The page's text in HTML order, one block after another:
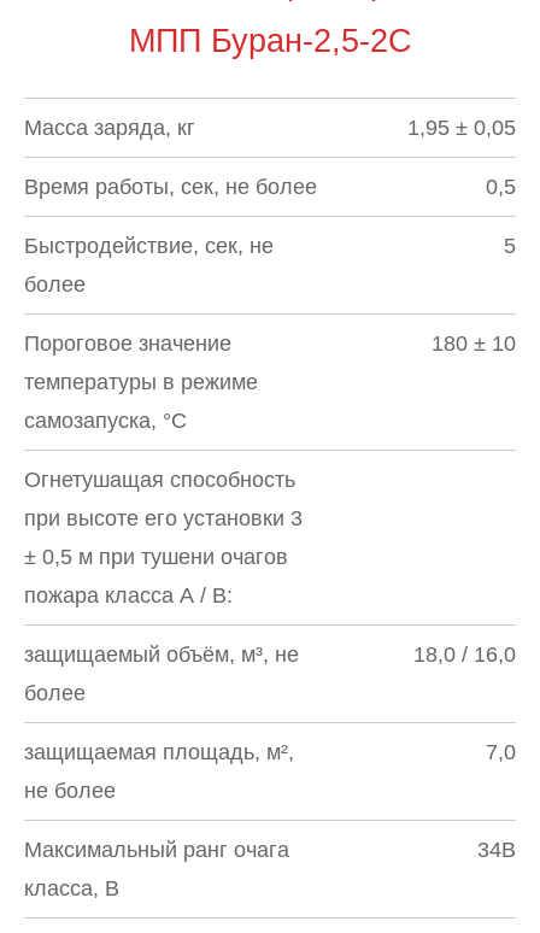
МПП Буран-2,5-2С
Масса заряда, кг 1,95 ± 0,05
Время работы, сек, не более 0,5
Быстродействие, сек, не
более
5
Пороговое значение
температуры в режиме
самозапуска, °С
180 ± 10
Огнетушащая способность
при высоте его установки 3
± 0,5 м при тушени очагов
пожара класса А / В:
защищаемый объём, м³, не
более
18,0 / 16,0
защищаемая площадь, м²,
не более
7,0
Максимальный ранг очага
класса, В
34В